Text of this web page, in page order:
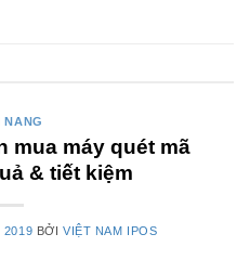
NANG
mua máy quét mã
& tiết kiệm
2019 BỞI VIỆT NAM IPOS